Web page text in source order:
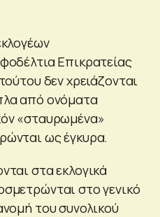
Επικρατείας
δεν χρειάζονται
από ονόματα
«σταυρωμένα»
ως έγκυρα.
στα εκλογικά
στο γενικό
του συνολικού